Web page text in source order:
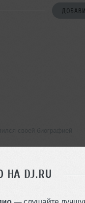
НА DJ.RU
— слушайте